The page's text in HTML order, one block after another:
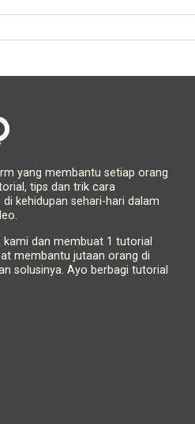
yang membantu setiap orang
tips dan trik cara
kehidupan sehari-hari dalam
kami dan membuat 1 tutorial
membantu jutaan orang di
solusinya. Ayo berbagi tutorial